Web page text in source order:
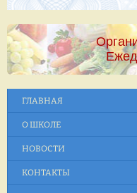
ГЛАВНАЯ
О ШКОЛЕ
НОВОСТИ
КОНТАКТЫ